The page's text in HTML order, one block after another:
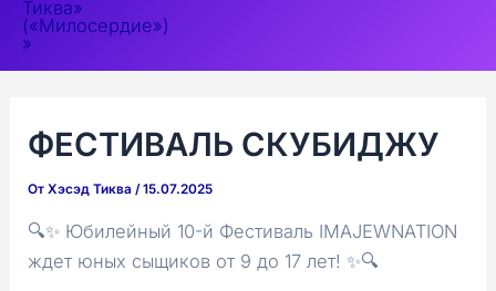
ФЕСТИВАЛЬ СКУБИДЖУ
ОтХэсэд Тиква/15.07.2025
🔍✨ Юбилейный 10-й Фестиваль IMAJEWNATION
ждет юных сыщиков от 9 до 17 лет! ✨🔍